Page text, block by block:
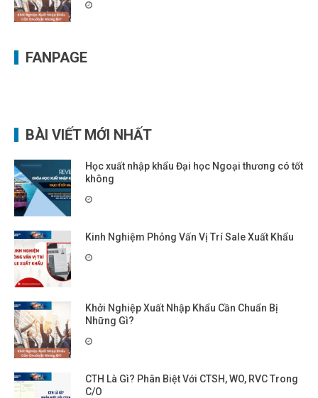
FANPAGE
BÀI VIẾT MỚI NHẤT
Học xuất nhập khẩu Đại học Ngoại thương có tốt
không
Kinh Nghiệm Phỏng Vấn Vị Trí Sale Xuất Khẩu
Khởi Nghiệp Xuất Nhập Khẩu Cần Chuẩn Bị
Những Gì?
CTH Là Gì? Phân Biệt Với CTSH, WO, RVC Trong
C/O